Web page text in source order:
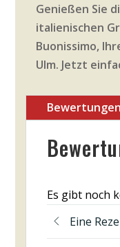
Genießen Sie
italienischen
Buonissimo,
Ulm. Jetzt
Es gibt noch
Eine